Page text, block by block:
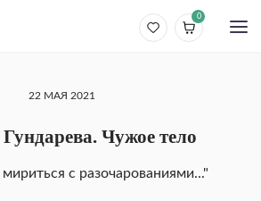
0
22 МАЯ 2021
Чужое тело
с разочарованиями..."